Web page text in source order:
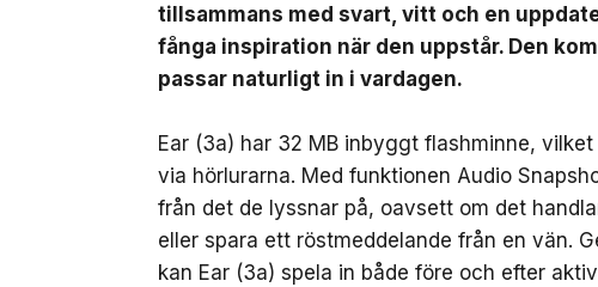
tillsammans med svart, vitt och en
fånga inspiration när den uppstår. Den
passar naturligt in i vardagen.
Ear (3a) har 32 MB inbyggt flashminne,
via hörlurarna. Med funktionen Audio
från det de lyssnar på, oavsett om det
eller spara ett röstmeddelande från en vän.
kan Ear (3a) spela in både före och efter